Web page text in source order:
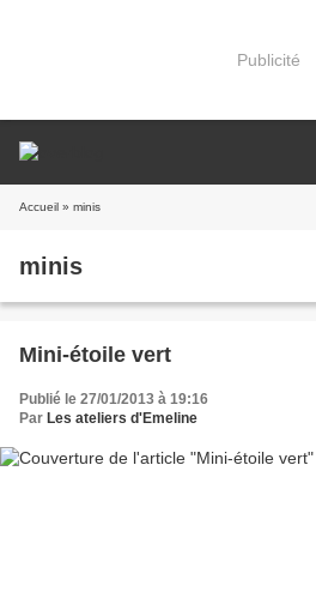
Publicité
Accueil » minis
minis
Mini-étoile vert
Publié le 27/01/2013 à 19:16
Par Les ateliers d'Emeline